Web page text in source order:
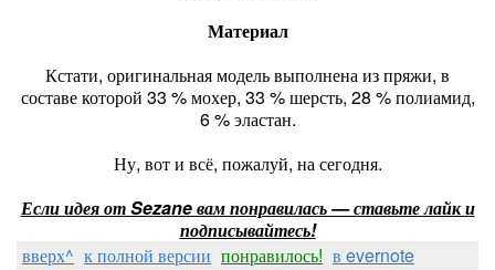
Материал
Кстати, оригинальная модель выполнена из пряжи, в
составе которой 33 % мохер, 33 % шерсть, 28 % полиамид,
6 % эластан.
Ну, вот и всё, пожалуй, на сегодня.
Если идея от Sezane вам понравилась — ставьте лайк и
подписывайтесь!
вверх^ к полной версии понравилось! в evernote